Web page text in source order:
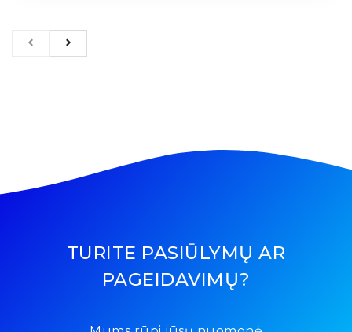
TURITE PASIŪLYMŲ AR
PAGEIDAVIMŲ?